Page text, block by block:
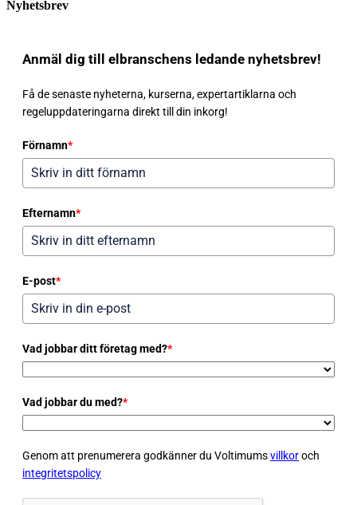
Nyhetsbrev
Anmäl dig till elbranschens ledande nyhetsbrev!
Få de senaste nyheterna, kurserna, expertartiklarna och
regeluppdateringarna direkt till din inkorg!
Förnamn*
Efternamn*
E-post*
Vad jobbar ditt företag med?*
Vad jobbar du med?*
Genom att prenumerera godkänner du Voltimumsvillkoroch
integritetspolicy